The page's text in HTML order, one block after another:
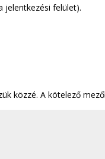
jelentkezési felület).
közzé. A kötelező